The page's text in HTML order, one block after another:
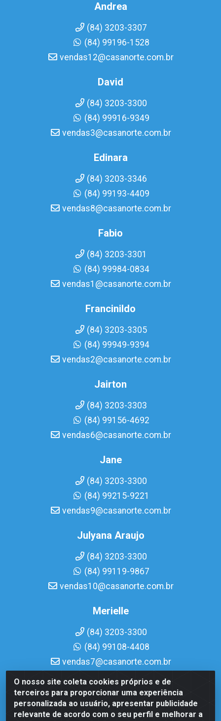
O nosso site coleta cookies próprios e de
terceiros para proporcionar uma experiência
personalizada ao usuário, apresentar publicidade
relevante de acordo com o seu perfil e melhorar a
Andrea
(84) 3203-3307
(84) 99196-1528
vendas12@casanorte.com.br
David
(84) 3203-3300
(84) 99916-9349
vendas3@casanorte.com.br
Edinara
(84) 3203-3346
(84) 99193-4409
vendas8@casanorte.com.br
Fabio
(84) 3203-3301
(84) 99984-0834
vendas1@casanorte.com.br
Francinildo
(84) 3203-3305
(84) 99949-9394
vendas2@casanorte.com.br
Jairton
(84) 3203-3303
(84) 99156-4692
vendas6@casanorte.com.br
Jane
(84) 3203-3300
(84) 99215-9221
vendas9@casanorte.com.br
Julyana Araujo
(84) 3203-3300
(84) 99119-9867
vendas10@casanorte.com.br
Merielle
(84) 3203-3300
(84) 99108-4408
vendas7@casanorte.com.br
Casa Norte LTDA - Av. Interventor Mário Câmara, 1815 -
Dix-Sept Rosado, Natal/RN - CEP 59054-600 - CNPJ
08.713.513/0001-51